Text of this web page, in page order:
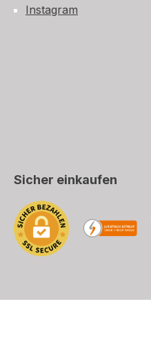
Instagram
(CH, LI), DHL (EU+Welt)
Sicher einkaufen